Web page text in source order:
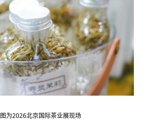
图为2026北京国际茶业展现场